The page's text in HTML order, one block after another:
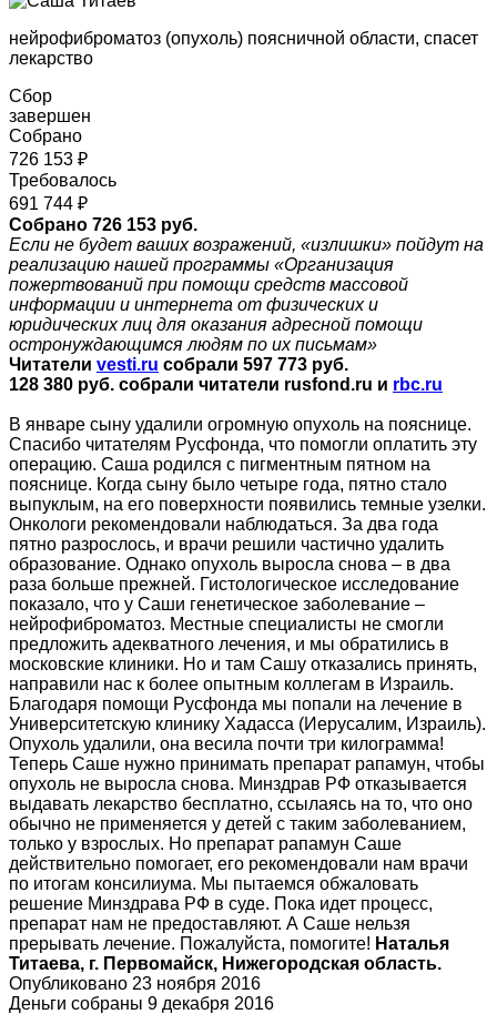
нейрофиброматоз (опухоль) поясничной области, спасет
лекарство
Сбор
завершен
Собрано
726 153 ₽
Требовалось
691 744 ₽
Собрано 726 153 руб.
Если не будет ваших возражений, «излишки» пойдут на
реализацию нашей программы «Организация
пожертвований при помощи средств массовой
информации и интернета от физических и
юридических лиц для оказания адресной помощи
остронуждающимся людям по их письмам»
Читатели vesti.ru собрали 597 773 руб.
128 380 руб. собрали читатели rusfond.ru и rbc.ru
В январе сыну удалили огромную опухоль на пояснице.
Спасибо читателям Русфонда, что помогли оплатить эту
операцию. Саша родился с пигментным пятном на
пояснице. Когда сыну было четыре года, пятно стало
выпуклым, на его поверхности появились темные узелки.
Онкологи рекомендовали наблюдаться. За два года
пятно разрослось, и врачи решили частично удалить
образование. Однако опухоль выросла снова – в два
раза больше прежней. Гистологическое исследование
показало, что у Саши генетическое заболевание –
нейрофиброматоз. Местные специалисты не смогли
предложить адекватного лечения, и мы обратились в
московские клиники. Но и там Сашу отказались принять,
направили нас к более опытным коллегам в Израиль.
Благодаря помощи Русфонда мы попали на лечение в
Университетскую клинику Хадасса (Иерусалим, Израиль).
Опухоль удалили, она весила почти три килограмма!
Теперь Саше нужно принимать препарат рапамун, чтобы
опухоль не выросла снова. Минздрав РФ отказывается
выдавать лекарство бесплатно, ссылаясь на то, что оно
обычно не применяется у детей с таким заболеванием,
только у взрослых. Но препарат рапамун Саше
действительно помогает, его рекомендовали нам врачи
по итогам консилиума. Мы пытаемся обжаловать
решение Минздрава РФ в суде. Пока идет процесс,
препарат нам не предоставляют. А Саше нельзя
прерывать лечение. Пожалуйста, помогите! Наталья
Титаева, г. Первомайск, Нижегородская область.
Опубликовано 23 ноября 2016
Деньги собраны 9 декабря 2016